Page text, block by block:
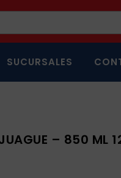
SUCURSALES
– 850 ML